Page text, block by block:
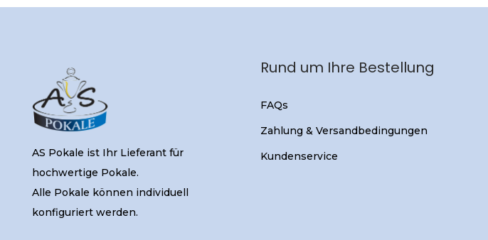
AS Pokale ist Ihr Lieferant für
hochwertige Pokale.
Alle Pokale können individuell
konfiguriert werden.
Rund um Ihre Bestellung
FAQs
Zahlung & Versandbedingungen
Kundenservice